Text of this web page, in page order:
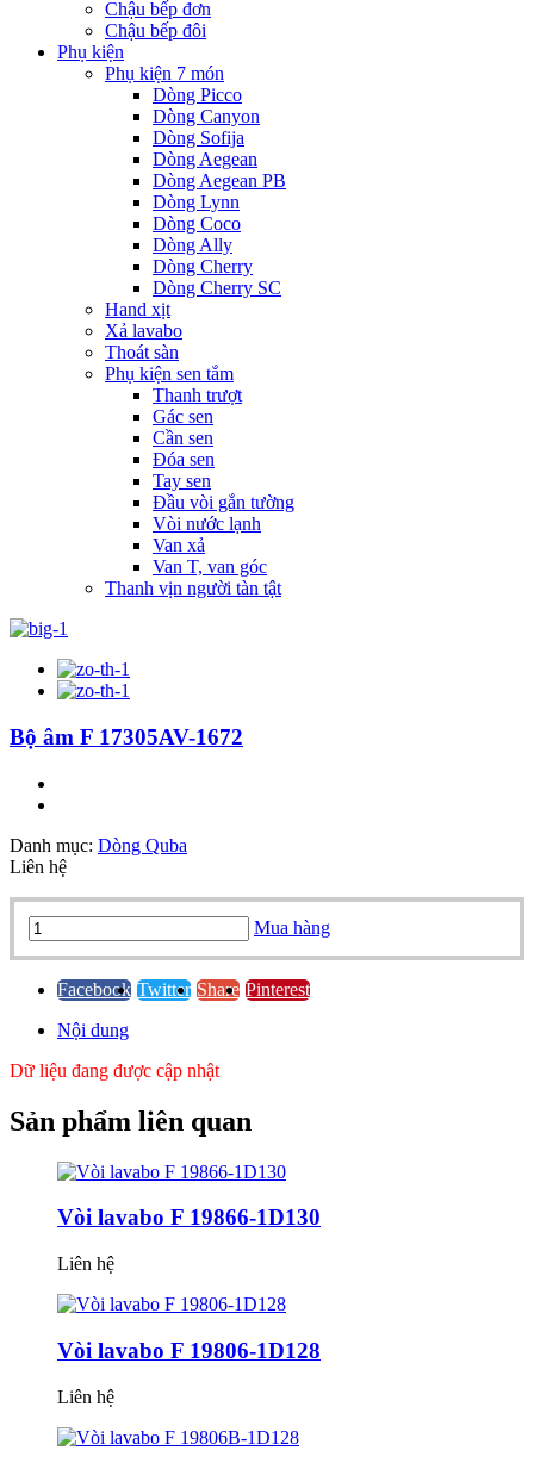
Chậu bếp đơn
Chậu bếp đôi
Phụ kiện
Phụ kiện 7 món
Dòng Picco
Dòng Canyon
Dòng Sofija
Dòng Aegean
Dòng Aegean PB
Dòng Lynn
Dòng Coco
Dòng Ally
Dòng Cherry
Dòng Cherry SC
Hand xịt
Xả lavabo
Thoát sàn
Phụ kiện sen tắm
Thanh trượt
Gác sen
Cần sen
Đóa sen
Tay sen
Đầu vòi gắn tường
Vòi nước lạnh
Van xả
Van T, van góc
Thanh vịn người tàn tật
Bộ âm F 17305AV-1672
Danh mục: Dòng Quba
Liên hệ
Bộ
âm
17305AV-
quantity
Mua hàng
Facebook Twitter Share Pinterest
Nội dung
Dữ liệu đang được cập nhật
Sản phẩm liên quan
Vòi lavabo F 19866-1D130
Liên hệ
Vòi lavabo F 19806-1D128
Liên hệ